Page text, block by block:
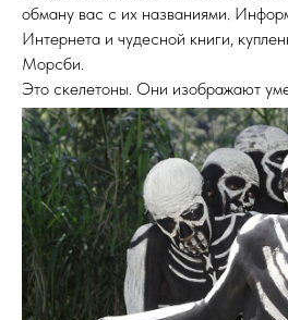
обману вас с их названиями.
Интернета и чудесной книги,
Морсби.
Это скелетоны. Они изображают